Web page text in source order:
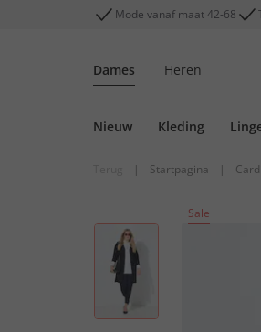
Mode vanaf maat 42-68
Dames Heren
Nieuw Kleding
| Startpagina |
Sale